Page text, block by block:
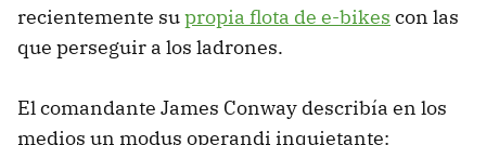
recientemente supropia flota de e-bikes con las
que perseguir a los ladrones.
El comandante James Conway describía en los
medios un modus operandi inquietante: